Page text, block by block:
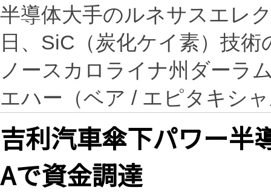
半導体大手のルネサスエレ
日、SiC（炭化ケイ素）技
ノースカロライナ州ダーラ
エハー（ベア / エピタキシ
吉利汽車傘下パワー半
Aで資金調達